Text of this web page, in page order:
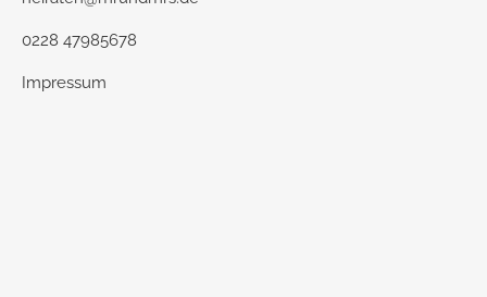
0228 47985678
Impressum